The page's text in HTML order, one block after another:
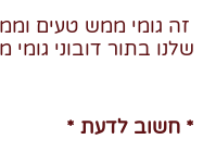
זה גומי ממש טעים
שלנו בתור דובוני גומי
* חשוב לדעת *